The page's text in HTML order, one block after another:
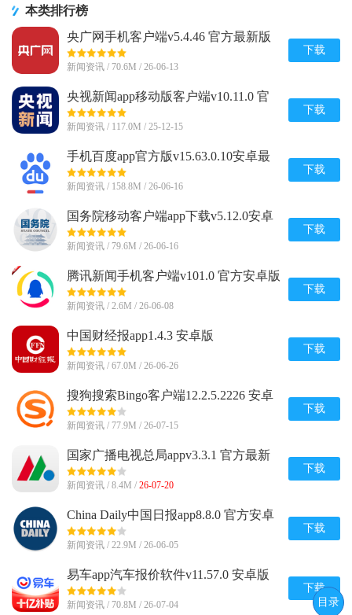
本类排行榜
央广网手机客户端v5.4.46 官方最新版
新闻资讯 / 70.6M / 26-06-13
下载
央视新闻app移动版客户端v10.11.0 官
方最新版
新闻资讯 / 117.0M / 25-12-15
下载
手机百度app官方版v15.63.0.10安卓最
新版
新闻资讯 / 158.8M / 26-06-16
下载
国务院移动客户端app下载v5.12.0安卓
最新版
新闻资讯 / 79.6M / 26-06-16
下载
腾讯新闻手机客户端v101.0 官方安卓版
新闻资讯 / 2.6M / 26-06-08
下载
中国财经报app1.4.3 安卓版
新闻资讯 / 67.0M / 26-06-26
下载
搜狗搜索Bingo客户端12.2.5.2226 安卓
官方版
新闻资讯 / 77.9M / 26-07-15
下载
国家广播电视总局appv3.3.1 官方最新
版
新闻资讯 / 8.4M / 26-07-20
下载
China Daily中国日报app8.8.0 官方安卓
版
新闻资讯 / 22.9M / 26-06-05
下载
易车app汽车报价软件v11.57.0 安卓版
新闻资讯 / 70.8M / 26-07-04
下载
目录